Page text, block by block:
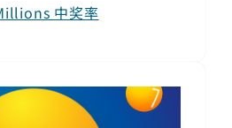
中奖率